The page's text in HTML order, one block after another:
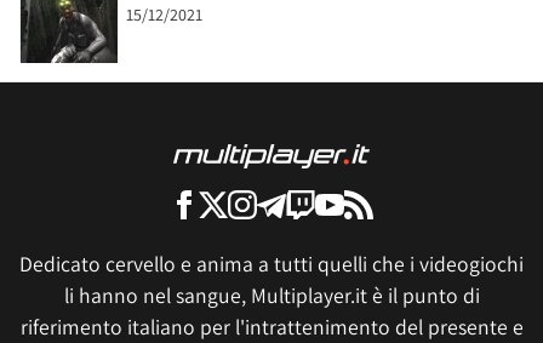
15/12/2021
Dedicato cervello e anima a tutti quelli che i videogiochi
li hanno nel sangue, Multiplayer.it è il punto di
riferimento italiano per l'intrattenimento del presente e